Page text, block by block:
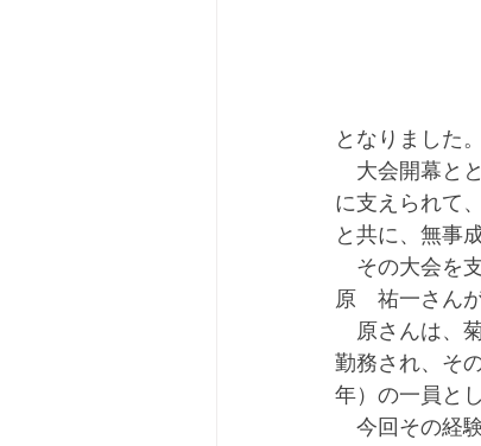
となりました。
大会開幕と
に支えられて
と共に、無事
その大会を
原　祐一さん
原さんは、
勤務され、そ
年）の一員と
今回その経